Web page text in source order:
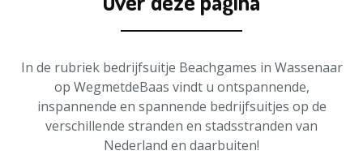
In de rubriek bedrijfsuitje Beachgames in Wassenaar
op WegmetdeBaas vindt u ontspannende,
inspannende en spannende bedrijfsuitjes op de
verschillende stranden en stadsstranden van
Nederland en daarbuiten!